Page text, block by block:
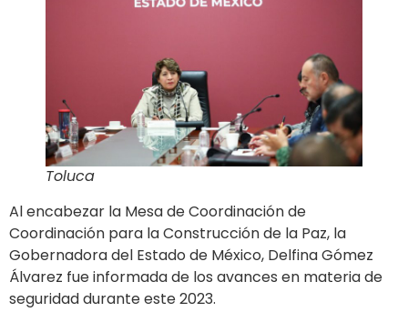
Toluca
Al encabezar la Mesa de Coordinación de
Coordinación para la Construcción de la Paz, la
Gobernadora del Estado de México, Delfina Gómez
Álvarez fue informada de los avances en materia de
seguridad durante este 2023.